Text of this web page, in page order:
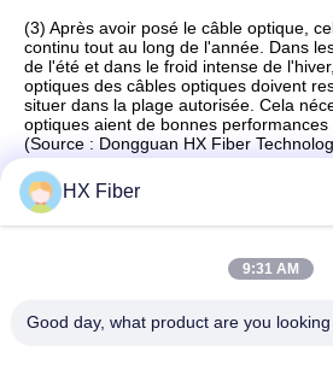
(3) Après avoir posé le câble optique,
continu tout au long de l'année. Dans
de l'été et dans le froid intense de
optiques des câbles optiques doivent
situer dans la plage autorisée. Cela
optiques aient de bonnes performances
(Source : Dongguan HX Fiber
Adresse
HX Fiber
9:31 AM
Good day, what product are you